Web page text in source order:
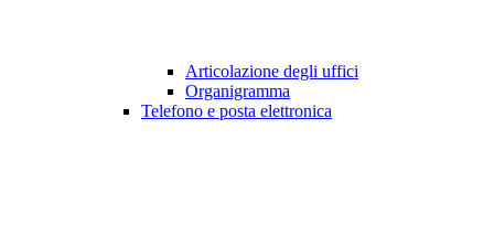
Articolazione degli uffici
Organigramma
Telefono e posta elettronica